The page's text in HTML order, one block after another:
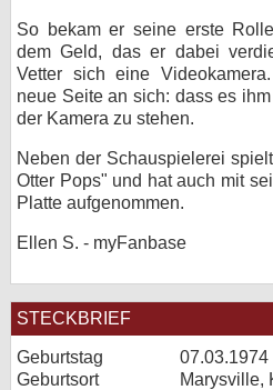
So bekam er seine erste
dem Geld, das er dabei
Vetter sich eine
neue Seite an sich: dass es
der Kamera zu stehen.
Neben der Schauspielerei
Otter Pops" und hat auch mit
Platte aufgenommen.
Ellen S. - myFanbase
STECKBRIEF
Geburtstag
07.03.1974
Geburtsort
Marysville,